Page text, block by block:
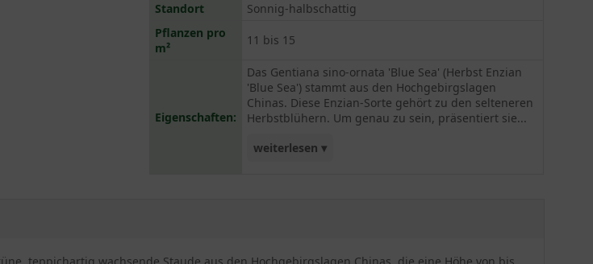
Standort
Sonnig-halbschattig
Pflanzen pro
m²
11 bis 15
Eigenschaften:
Das Gentiana sino-ornata 'Blue Sea' (Herbst Enzian
'Blue Sea') stammt aus den Hochgebirgslagen
Chinas. Diese Enzian-Sorte gehört zu den selteneren
Herbstblühern. Um genau zu sein, präsentiert sie...
weiterlesen ▾